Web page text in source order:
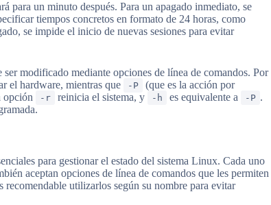
para un minuto después. Para un apagado inmediato, se
tiempos concretos en formato de 24 horas, como
se impide el inicio de nuevas sesiones para evitar
ser modificado mediante opciones de línea de comandos. Por
el hardware, mientras que -P
(que es la acción por
opción
-r reinicia el sistema, y -h es equivalente a -P .
para gestionar el estado del sistema Linux. Cada uno
aceptan opciones de línea de comandos que les permiten
utilizarlos según su nombre para evitar